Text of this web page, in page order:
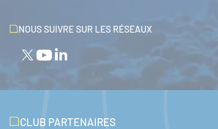
NOUS SUIVRE SUR LES RÉSEAUX
CLUB PARTENAIRES